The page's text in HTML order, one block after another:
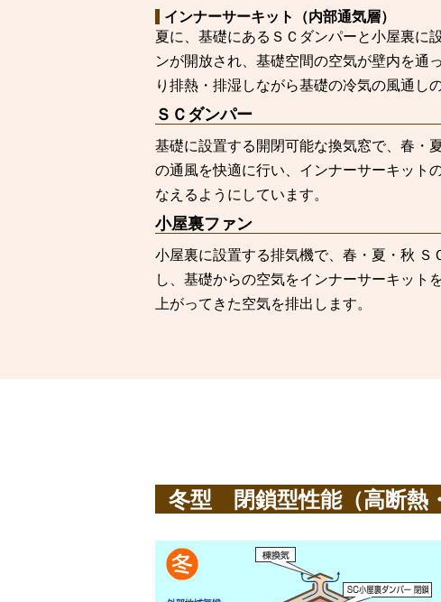
インナーサーキット（内部通気層）
夏に、基礎にあるＳＣダンパーと小屋裏に
ンが開放され、基礎空間の空気が壁内を通
り排熱・排湿しながら基礎の冷気の風通し
ＳＣダンパー
基礎に設置する開閉可能な換気窓で、春・
の通風を快適に行い、インナーサーキット
なえるようにしています。
小屋裏ファン
小屋裏に設置する排気機で、春・夏・秋 Ｓ
し、基礎からの空気をインナーサーキット
上がってきた空気を排出します。
冬型 閉鎖型性能（高断熱